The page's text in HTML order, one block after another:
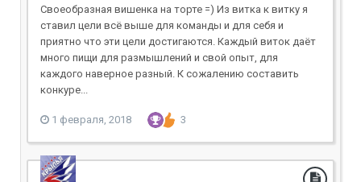
Своеобразная вишенка на торте =) Из витка к витку я
ставил цели всё выше для команды и для себя и
приятно что эти цели достигаются. Каждый виток даёт
много пищи для размышлений и свой опыт, для
каждого наверное разный. К сожалению составить
конкуре...
1 февраля, 2018 3